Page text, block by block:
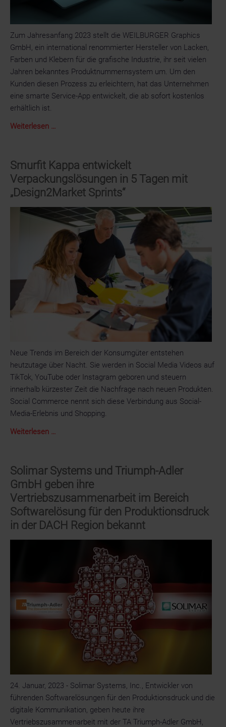
Zum Jahresanfang 2023 stellt die WEILBURGER Graphics
GmbH, ein international renommierter Hersteller von Lacken,
Farben und Klebern für die grafische Industrie, ihr seit vielen
Jahren bekanntes Produktnummernsystem um. Um den
Kunden diesen Prozess zu erleichtern, hat das Unternehmen
eine smarte Service-App entwickelt, die ab sofort kostenlos
erhältlich ist.
Weiterlesen …
der
WEILBURGER
Graphics
GmbH
Smurfit Kappa entwickelt
Verpackungslösungen in 5 Tagen mit
„Design2Market Sprints“
Neue Trends im Bereich der Konsumgüter entstehen
heutzutage über Nacht. Sie werden in Social Media Videos auf
TikTok, YouTube oder Instagram geboren und steuern
innerhalb kürzester Zeit die Nachfrage nach neuen Produkten.
Social Commerce nennt sich diese Verbindung aus Social-
Media-Erlebnis und Shopping.
Weiterlesen …
Verpackungslösungen
in
Tagen
mit
„Design2Market
Sprints“
Solimar Systems und Triumph-Adler
GmbH geben ihre
Vertriebszusammenarbeit im Bereich
Softwarelösung für den Produktionsdruck
in der DACH Region bekannt
24. Januar, 2023 - Solimar Systems, Inc., Entwickler von
führenden Softwarelösungen für den Produktionsdruck und die
digitale Kommunikation, geben heute ihre
Vertriebszusammenarbeit mit der TA Triumph-Adler GmbH,